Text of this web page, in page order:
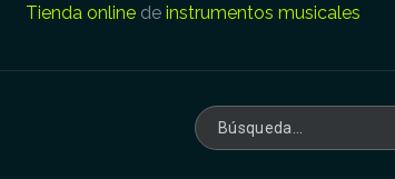
Tienda onlinede instrumentos musicales